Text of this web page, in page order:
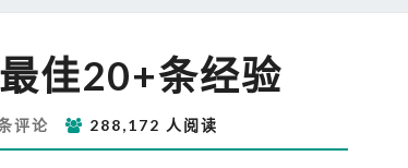
佳20+条经验
评论 288,172 人阅读